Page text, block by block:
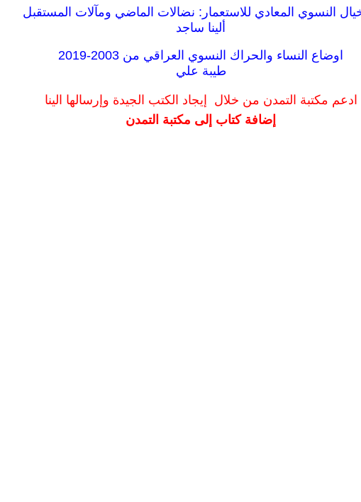
النسوي المعادي للاستعمار: نضالات الماضي ومآلات المستقبل
ألينا ساجد
اوضاع النساء والحراك النسوي العراقي من 2003-2019
طيبة علي
ادعم مكتبة التمدن من خلال إيجاد الكتب الجيدة وإرسالها الينا
إضافة كتاب إلى مكتبة التمدن